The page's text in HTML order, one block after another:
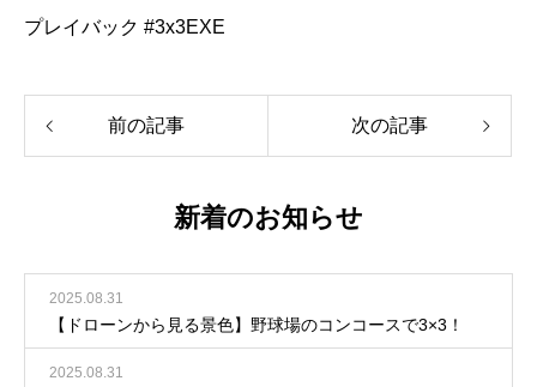
プレイバック #3x3EXE
前の記事 次の記事
新着のお知らせ
2025.08.31
【ドローンから見る景色】野球場のコンコースで3×3！
2025.08.31